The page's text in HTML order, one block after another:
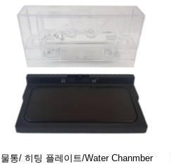
물통/ 히팅 플레이트/Water Chanmber